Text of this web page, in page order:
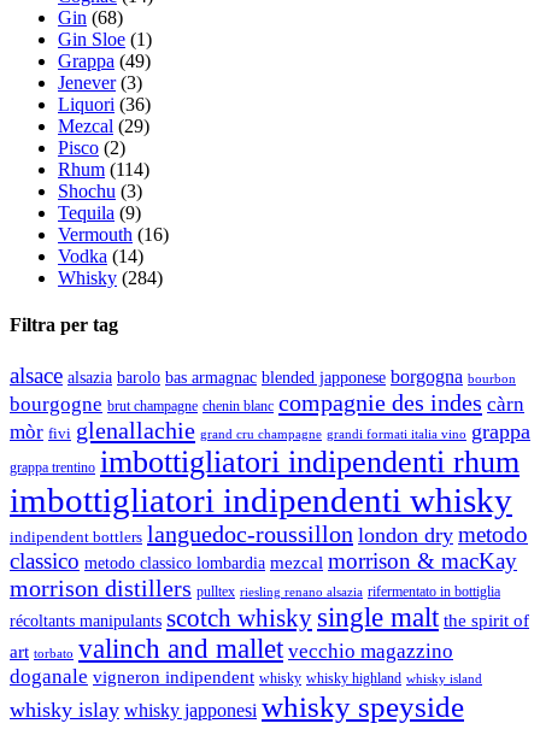
Gin (68)
Gin Sloe (1)
Grappa (49)
Jenever (3)
Liquori (36)
Mezcal (29)
Pisco (2)
Rhum (114)
Shochu (3)
Tequila (9)
Vermouth (16)
Vodka (14)
Whisky (284)
Filtra per tag
alsace alsazia barolo bas armagnac blended japponese borgogna bourbon
bourgogne brut champagne chenin blanc compagnie des indes càrn
mòr fivi glenallachie grand cru champagne grandi formati italia vino grappa
grappa trentino imbottigliatori indipendenti rhum
imbottigliatori indipendenti whisky
indipendent bottlers languedoc-roussillon london dry metodo
classico metodo classico lombardia mezcal morrison & macKay
morrison distillers pulltex riesling renano alsazia rifermentato in bottiglia
récoltants manipulants scotch whisky single malt the spirit of
art torbato valinch and mallet vecchio magazzino
doganale vigneron indipendent whisky whisky highland whisky island
whisky islay whisky japponesi whisky speyside